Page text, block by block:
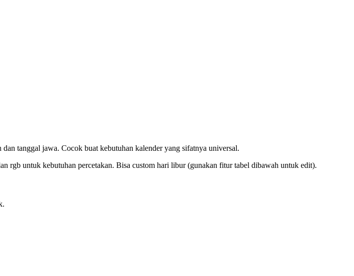
tanggal jawa. Cocok buat kebutuhan kalender yang sifatnya universal.
rgb untuk kebutuhan percetakan. Bisa custom hari libur (gunakan fitur tabel dibawah untuk edit).